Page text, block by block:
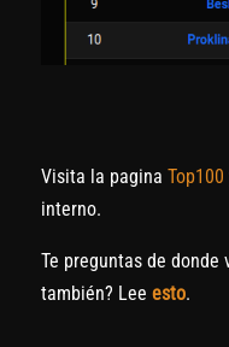
Visita la pagina Top100
interno.
Te preguntas de
también? Lee esto.